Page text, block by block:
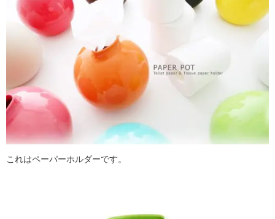
これはペーパーホルダーです。